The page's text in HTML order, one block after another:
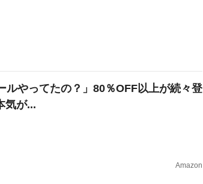
ルやってたの？」80％OFF以上が続々登
気が...
Amazon